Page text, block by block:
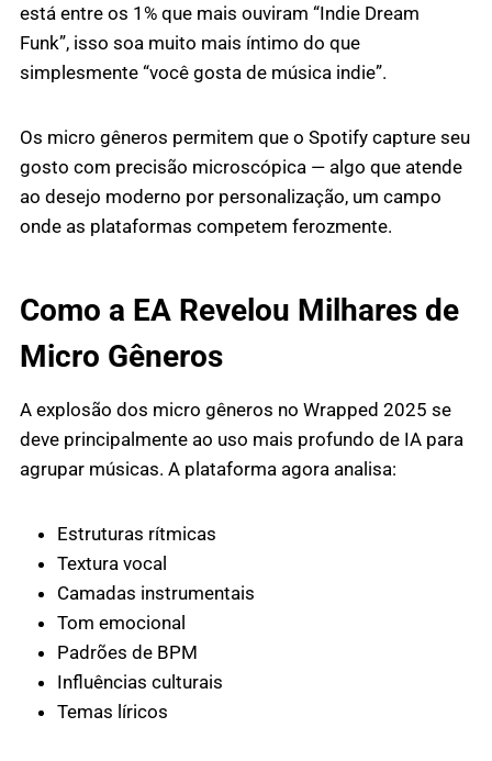
está entre os 1% que mais ouviram “Indie Dream
Funk”, isso soa muito mais íntimo do que
simplesmente “você gosta de música indie”.
Os micro gêneros permitem que o Spotify capture seu
gosto com precisão microscópica — algo que atende
ao desejo moderno por personalização, um campo
onde as plataformas competem ferozmente.
Como a EA Revelou Milhares de
Micro Gêneros
A explosão dos micro gêneros no Wrapped 2025 se
deve principalmente ao uso mais profundo de IA para
agrupar músicas. A plataforma agora analisa:
Estruturas rítmicas
Textura vocal
Camadas instrumentais
Tom emocional
Padrões de BPM
Influências culturais
Temas líricos